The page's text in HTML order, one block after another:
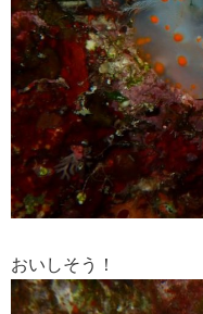
おいしそう！